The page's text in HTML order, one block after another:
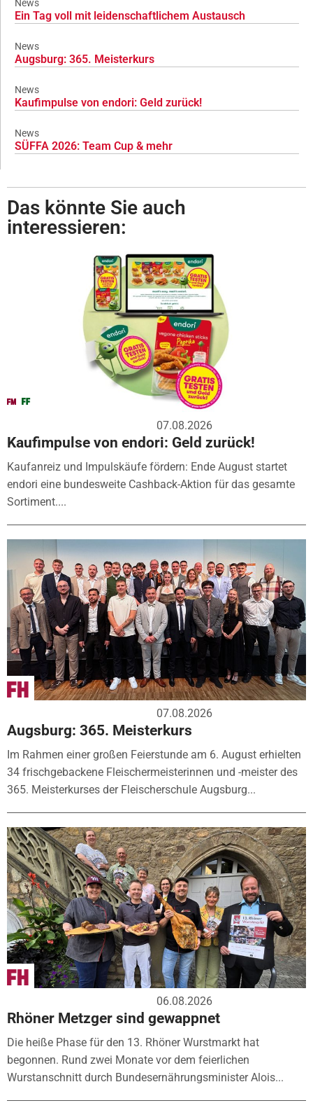
News
Ein Tag voll mit leidenschaftlichem Austausch
News
Augsburg: 365. Meisterkurs
News
Kaufimpulse von endori: Geld zurück!
News
SÜFFA 2026: Team Cup & mehr
Das könnte Sie auch
interessieren:
07.08.2026
Kaufimpulse von endori: Geld zurück!
Kaufanreiz und Impulskäufe fördern: Ende August startet
endori eine bundesweite Cashback-Aktion für das gesamte
Sortiment....
07.08.2026
Augsburg: 365. Meisterkurs
Im Rahmen einer großen Feierstunde am 6. August erhielten
34 frischgebackene Fleischermeisterinnen und -meister des
365. Meisterkurses der Fleischerschule Augsburg...
06.08.2026
Rhöner Metzger sind gewappnet
Die heiße Phase für den 13. Rhöner Wurstmarkt hat
begonnen. Rund zwei Monate vor dem feierlichen
Wurstanschnitt durch Bundesernährungsminister Alois...